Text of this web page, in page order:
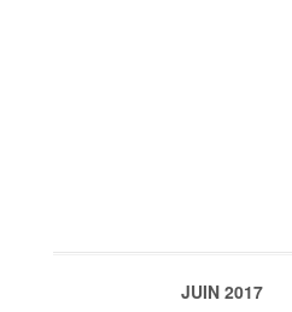
JUIN 2017